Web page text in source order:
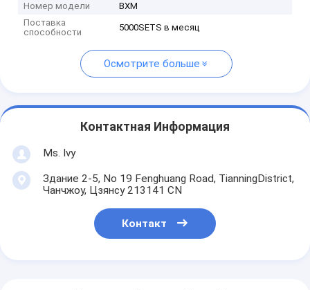
Номер модели
BXM
Поставка
способности
5000SETS в месяц
Осмотрите больше
Контактная Информация
Ms. Ivy
Здание 2-5, No 19 Fenghuang Road, TianningDistrict,
Чанчжоу, Цзянсу 213141 CN
Контакт